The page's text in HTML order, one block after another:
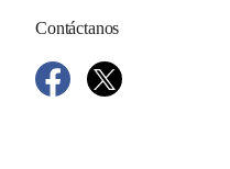
Contáctanos